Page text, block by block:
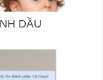
DẦU